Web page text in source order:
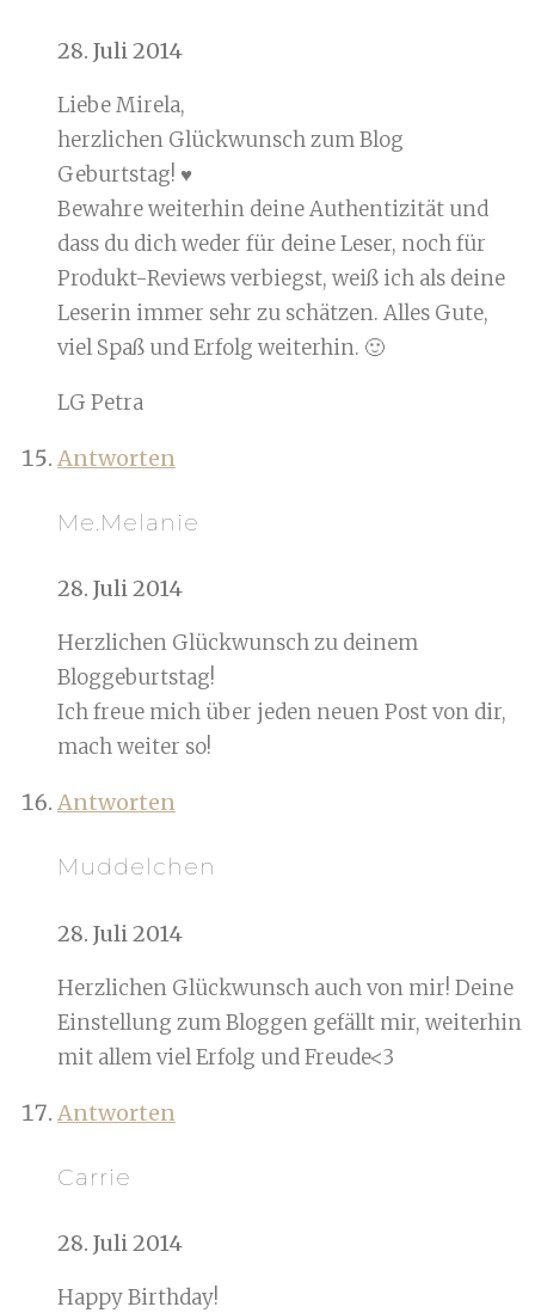
28. Juli 2014
Liebe Mirela,
herzlichen Glückwunsch zum Blog
Geburtstag! ♥
Bewahre weiterhin deine Authentizität und
dass du dich weder für deine Leser, noch für
Produkt-Reviews verbiegst, weiß ich als deine
Leserin immer sehr zu schätzen. Alles Gute,
viel Spaß und Erfolg weiterhin. 🙂
LG Petra
Antworten
Me.Melanie
28. Juli 2014
Herzlichen Glückwunsch zu deinem
Bloggeburtstag!
Ich freue mich über jeden neuen Post von dir,
mach weiter so!
Antworten
Muddelchen
28. Juli 2014
Herzlichen Glückwunsch auch von mir! Deine
Einstellung zum Bloggen gefällt mir, weiterhin
mit allem viel Erfolg und Freude<3
Antworten
Carrie
28. Juli 2014
Happy Birthday!